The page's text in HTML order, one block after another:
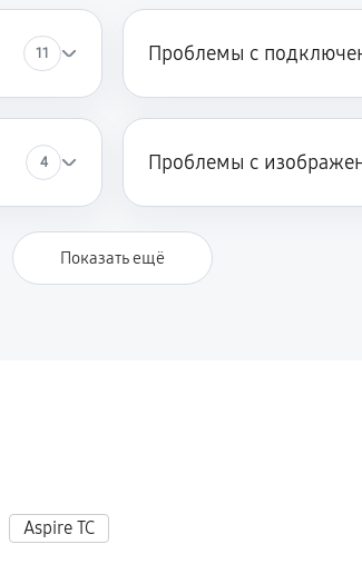
11 Проблемы с
4 Проблемы с
Показать ещё
Aspire TC